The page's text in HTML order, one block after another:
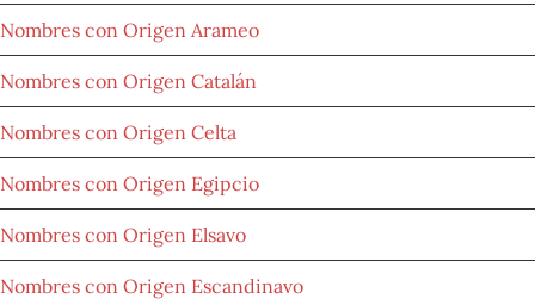
Nombres con Origen Arameo
Nombres con Origen Catalán
Nombres con Origen Celta
Nombres con Origen Egipcio
Nombres con Origen Elsavo
Nombres con Origen Escandinavo